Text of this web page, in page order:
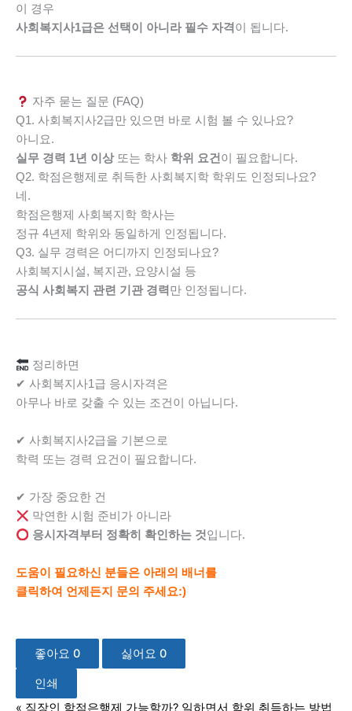
이 경우
사회복지사1급은 선택이 아니라 필수 자격 이 됩니다.
자주 묻는 질문 (FAQ)
Q1. 사회복지사2급만 있으면 바로 시험 볼 수 있나요?
아니요.
실무 경력 1년 이상또는 학사 학위 요건이 필요합니다.
Q2. 학점은행제로 취득한 사회복지학 학위도 인정되나요?
네.
학점은행제 사회복지학 학사는
정규 4년제 학위와 동일하게 인정됩니다.
Q3. 실무 경력은 어디까지 인정되나요?
사회복지시설, 복지관, 요양시설 등
공식 사회복지 관련 기관 경력 만 인정됩니다.
정리하면
✔ 사회복지사1급 응시자격은
아무나 바로 갖출 수 있는 조건이 아닙니다.
✔ 사회복지사2급을 기본으로
학력 또는 경력 요건이 필요합니다.
✔ 가장 중요한 건
막연한 시험 준비가 아니라
응시자격부터 정확히 확인하는 것입니다.
도움이 필요하신 분들은 아래의 배너를
클릭하여 언제든지 문의 주세요:)
좋아요 0 싫어요 0
인쇄
« 직장인 학점은행제 가능할까? 일하면서 학위 취득하는 방법